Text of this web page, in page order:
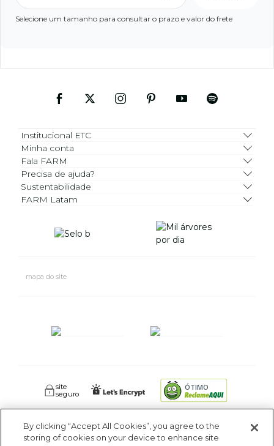
Selecione um tamanho para consultar o prazo e valor do frete
Institucional ETC
Minha conta
Fala FARM
Precisa de ajuda?
Sustentabilidade
FARM Latam
FARM RIO CIDADE MARAVILHOSA INDUSTRIA E COMERCIO DE
ROUPAS SA. - Av Coronel Phidias Tavora 360, Blc 1 Armazém 1 -
mapa do site
site
seguro
ÓTIMO
By clicking “Accept All Cookies”, you agree to the
storing of cookies on your device to enhance site